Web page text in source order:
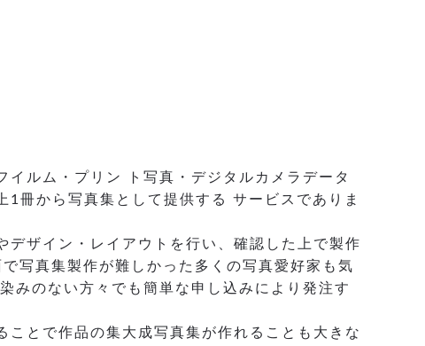
ルム・プリン ト写真・デジタルカメラデータ
冊から写真集として提供する サービスでありま
ザイン・レイアウトを行い、確認した上で製作
写真集製作が難しかった多くの写真愛好家も気
みのない方々でも簡単な申し込みにより発注す
とで作品の集大成写真集が作れることも大きな